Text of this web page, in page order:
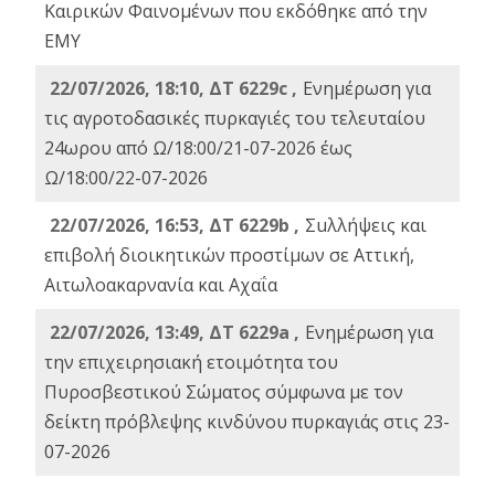
Καιρικών Φαινομένων που εκδόθηκε από την
ΕΜΥ
22/07/2026, 18:10, ΔΤ 6229c , Ενημέρωση για
τις αγροτοδασικές πυρκαγιές του τελευταίου
24ωρου από Ω/18:00/21-07-2026 έως
Ω/18:00/22-07-2026
22/07/2026, 16:53, ΔΤ 6229b , Σuλλήψεις και
επιβολή διοικητικών προστίμων σε Αττική,
Αιτωλοακαρνανία και Αχαΐα
22/07/2026, 13:49, ΔΤ 6229a , Ενημέρωση για
την επιχειρησιακή ετοιμότητα του
Πυροσβεστικού Σώματος σύμφωνα με τον
δείκτη πρόβλεψης κινδύνου πυρκαγιάς στις 23-
07-2026